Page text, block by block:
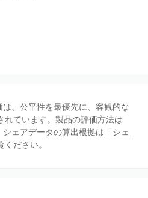
、公平性を最優先に、客観的な
れています。製品の評価方法は
シェアデータの算出根拠は 「シェ
ください。